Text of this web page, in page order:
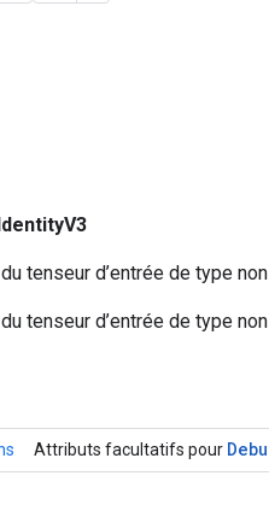
tenseur d’entrée de type
tenseur d’entrée de type
Attributs facultatifs pour